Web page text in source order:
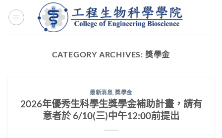
CATEGORY ARCHIVES: 獎學金
最新消息 ,獎學金
2026年優秀生科學生獎學金補助計畫，請有
意者於 6/10(三)中午12:00前提出